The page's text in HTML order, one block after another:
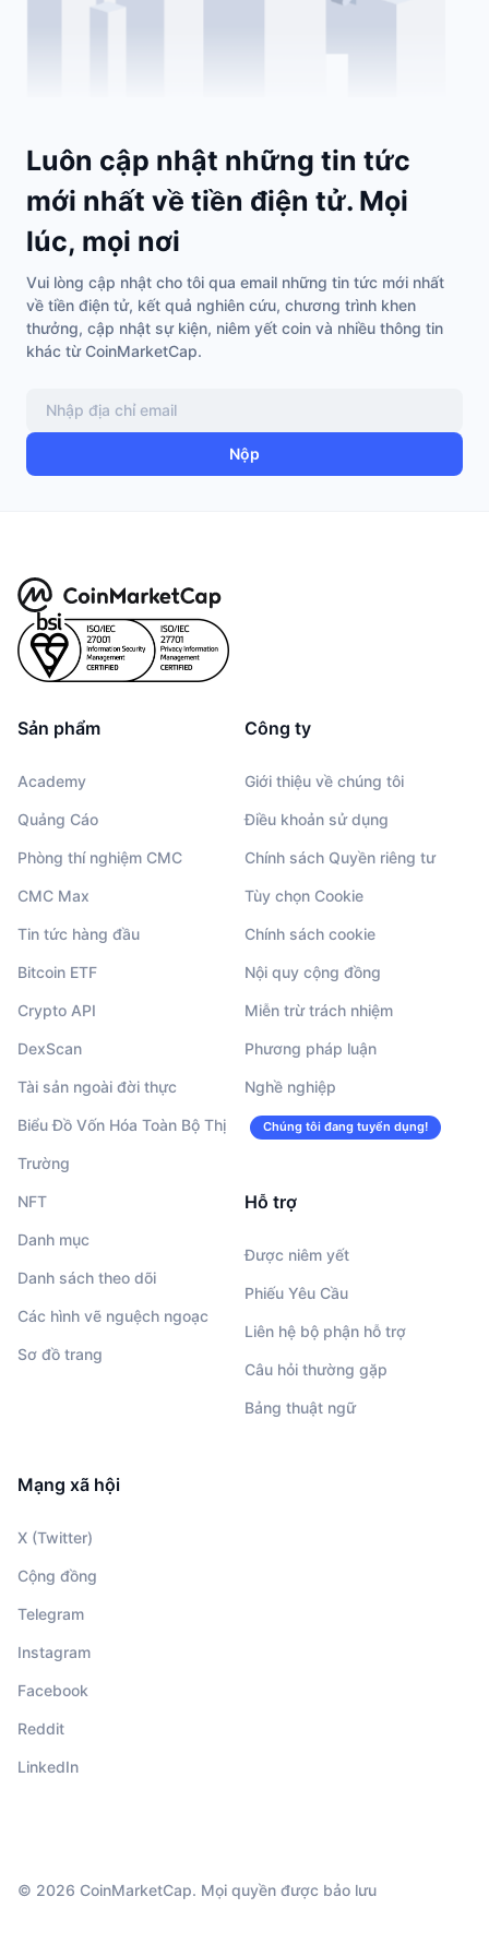
Lịch ICO
Lịch Sự kiện
Luôn cập nhật những tin tức
mới nhất về tiền điện tử. Mọi
lúc, mọi nơi
Vui lòng cập nhật cho tôi qua email những tin tức mới nhất
về tiền điện tử, kết quả nghiên cứu, chương trình khen
thưởng, cập nhật sự kiện, niêm yết coin và nhiều thông tin
khác từ CoinMarketCap.
Nộp
Sản phẩm
Academy
Quảng Cáo
Phòng thí nghiệm CMC
CMC Max
Tin tức hàng đầu
Bitcoin ETF
Crypto API
DexScan
Tài sản ngoài đời thực
Biểu Đồ Vốn Hóa Toàn Bộ Thị
Trường
NFT
Danh mục
Danh sách theo dõi
Các hình vẽ nguệch ngoạc
Sơ đồ trang
Công ty
Giới thiệu về chúng tôi
Điều khoản sử dụng
Chính sách Quyền riêng tư
Tùy chọn Cookie
Chính sách cookie
Nội quy cộng đồng
Miễn trừ trách nhiệm
Phương pháp luận
Nghề nghiệp
Chúng tôi đang tuyển dụng!
Hỗ trợ
Được niêm yết
Phiếu Yêu Cầu
Liên hệ bộ phận hỗ trợ
Câu hỏi thường gặp
Bảng thuật ngữ
Mạng xã hội
X (Twitter)
Cộng đồng
Telegram
Instagram
Facebook
Reddit
LinkedIn
© 2026 CoinMarketCap. Mọi quyền được bảo lưu